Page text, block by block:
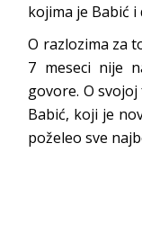
kojima je Babić
O razlozima za
7 meseci nije
govore. O
Babić, koji je
poželeo sve